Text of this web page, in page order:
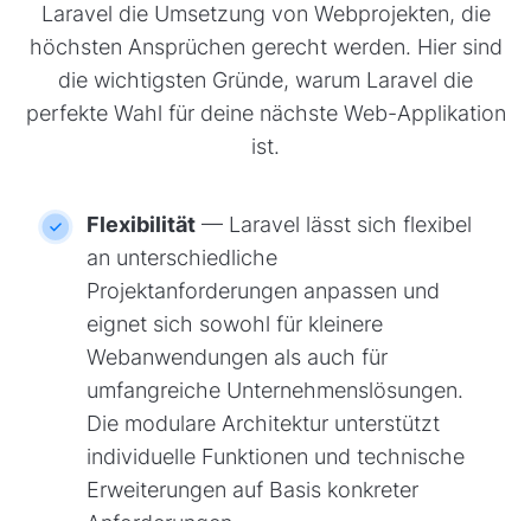
Laravel die Umsetzung von Webprojekten, die
höchsten Ansprüchen gerecht werden. Hier sind
die wichtigsten Gründe, warum Laravel die
perfekte Wahl für deine nächste Web-Applikation
ist.
Flexibilität— Laravel lässt sich flexibel
an unterschiedliche
Projektanforderungen anpassen und
eignet sich sowohl für kleinere
Webanwendungen als auch für
umfangreiche Unternehmenslösungen.
Die modulare Architektur unterstützt
individuelle Funktionen und technische
Erweiterungen auf Basis konkreter